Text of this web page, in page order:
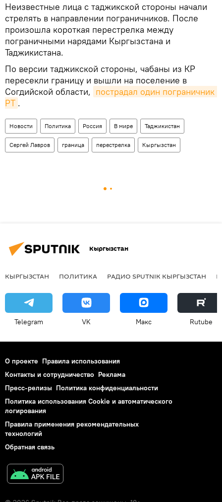
Неизвестные лица с таджикской стороны начали
стрелять в направлении пограничников. После
произошла короткая перестрелка между
пограничными нарядами Кыргызстана и
Таджикистана.
По версии таджикской стороны, чабаны из КР
пересекли границу и вышли на поселение в
Согдийской области, пострадал один пограничник
РТ .
Новости Политика Россия В мире Таджикистан
Сергей Лавров граница перестрелка Кыргызстан
Кыргызстан
КЫРГЫЗСТАН ПОЛИТИКА РАДИО SPUTNIK КЫРГЫЗСТАН
Telegram VK Макс Rutube
О проекте Правила использования
Контакты и сотрудничество Реклама
Пресс-релизы Политика конфиденциальности
Политика использования Cookie и автоматического
логирования
Правила применения рекомендательных
технологий
Обратная связь